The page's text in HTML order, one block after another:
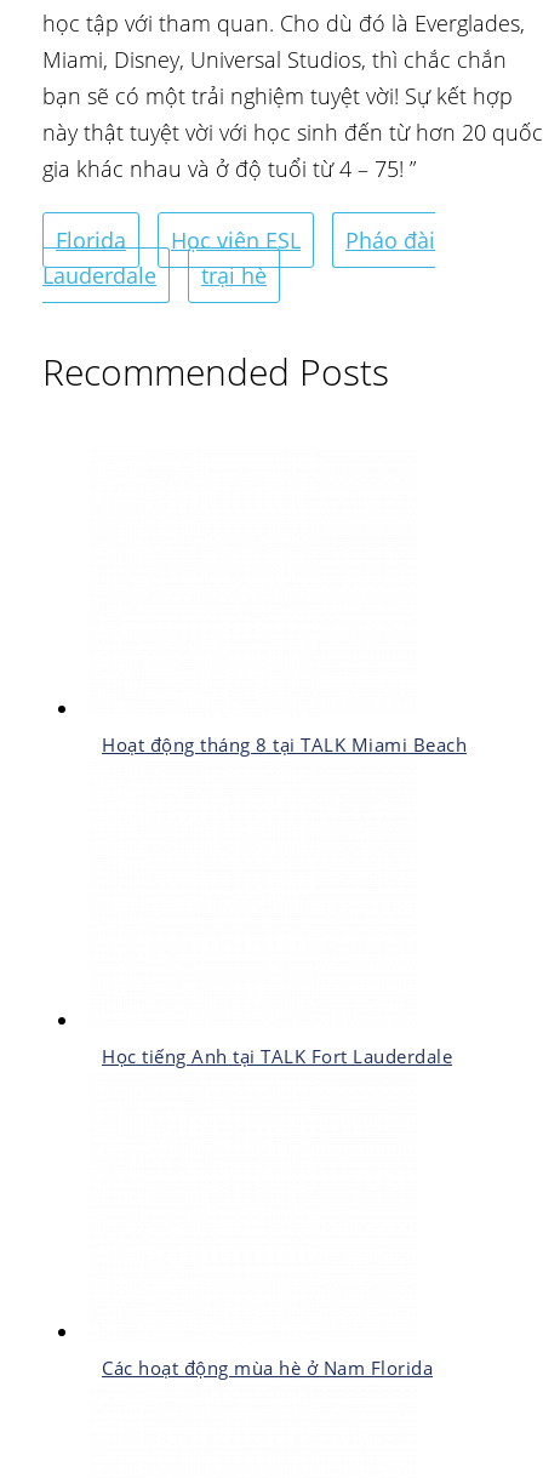
học tập với tham quan. Cho dù đó là Everglades,
Miami, Disney, Universal Studios, thì chắc chắn
bạn sẽ có một trải nghiệm tuyệt vời! Sự kết hợp
này thật tuyệt vời với học sinh đến từ hơn 20 quốc
gia khác nhau và ở độ tuổi từ 4 – 75! ”
Florida Học viên ESL
Pháo đài
Lauderdale
trại hè
Recommended Posts
Hoạt động tháng 8 tại TALK Miami Beach
Học tiếng Anh tại TALK Fort Lauderdale
Các hoạt động mùa hè ở Nam Florida